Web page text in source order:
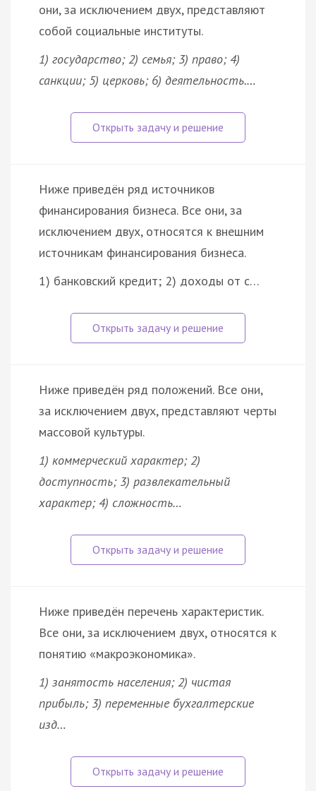
они, за исключением двух, представляют
собой социальные институты.
1) государство; 2) семья; 3) право; 4)
санкции; 5) церковь; 6) деятельность.…
Ниже приведён ряд источников
финансирования бизнеса. Все они, за
исключением двух, относятся к внешним
источникам финансирования бизнеса.
1) банковский кредит; 2) доходы от с…
Ниже приведён ряд положений. Все они,
за исключением двух, представляют черты
массовой культуры.
1) коммерческий характер; 2)
доступность; 3) развлекательный
характер; 4) сложность…
Ниже приведён перечень характеристик.
Все они, за исключением двух, относятся к
понятию «макроэкономика».
1) занятость населения; 2) чистая
прибыль; 3) переменные бухгалтерские
изд…